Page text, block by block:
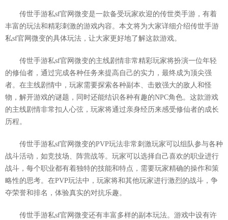
传世手游私sf官网微变是一款备受玩家欢迎的传世类手游，有着
丰富的玩法和精彩刺激的游戏内容。本文将为大家详细介绍传世手游
私sf官网微变的具体玩法，让大家更好地了解这款游戏。
传世手游私sf官网微变的主线剧情非常精彩玩家将扮演一位年轻
的修仙者，通过完成各种任务来提高自己的实力，最终成为顶尖强
者。在主线剧情中，玩家需要探索各种副本、击败强大的敌人和怪
物，解开游戏的谜题，同时还能结识各种有趣的NPC角色。这款游戏
的主线剧情非常扣人心弦，玩家将通过亲身经历来感受修仙者的成长
历程。
传世手游私sf官网微变的PVP玩法非常刺激玩家可以组队参与各种
战斗活动，如竞技场、阵营战等。玩家可以选择自己喜欢的职业进行
战斗，每个职业都有着独特的技能和特点，需要玩家精确的操作和策
略性的思考。在PVP玩法中，玩家将和其他玩家进行激烈的战斗，争
夺荣誉和排名，体验真实的对抗乐趣。
传世手游私sf官网微变还有丰富多样的副本玩法。游戏中设有许